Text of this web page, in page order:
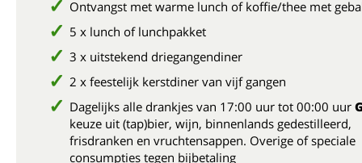
Ontvangst met warme lunch of koffie/thee met
5 x lunch of lunchpakket
3 x uitstekend driegangendiner
2 x feestelijk kerstdiner van vijf gangen
Dagelijks alle drankjes van 17:00 uur tot 00:00 uur
keuze uit (tap)bier, wijn, binnenlands gedestilleerd,
frisdranken en vruchtensappen. Overige of speciale
consumpties tegen bijbetaling